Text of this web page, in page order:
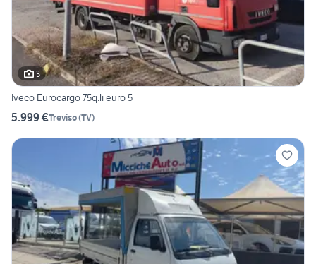
3
Iveco Eurocargo 75q.li euro 5
5.999 €Treviso(TV)